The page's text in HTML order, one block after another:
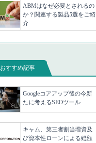
ABMはなぜ必要とされるの
か？関連する製品5選をご紹
介
おすすめ記事
Googleコアアップ後の今新
たに考えるSEOツール
キャム、第三者割当増資及
び資本性ローンによる総額